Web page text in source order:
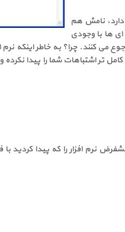
دارد، نامش هم
ها با وجودی
می کنند. چرا؟ به خاطر اینکه نرم
تر اشتباهات شما را پیدا نکرده و
نرم افزار را که پیدا کردید